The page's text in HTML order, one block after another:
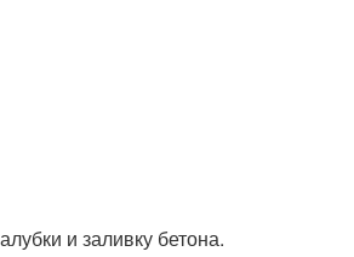
и заливку бетона.